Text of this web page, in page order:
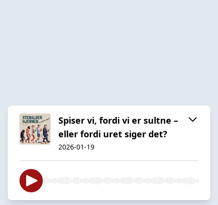
Spiser vi, fordi vi er sultne –
eller fordi uret siger det?
2026-01-19